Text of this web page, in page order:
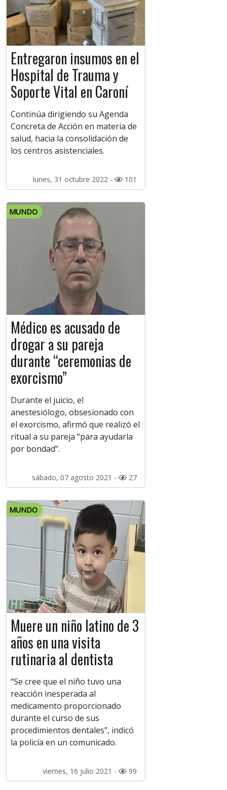
Entregaron insumos en el
Hospital de Trauma y
Soporte Vital en Caroní
Continúa dirigiendo su Agenda
Concreta de Acción en materia de
salud, hacia la consolidación de
los centros asistenciales.
lunes, 31 octubre 2022 - 101
MUNDO
Médico es acusado de
drogar a su pareja
durante “ceremonias de
exorcismo”
Durante el juicio, el
anestesiólogo, obsesionado con
el exorcismo, afirmó que realizó el
ritual a su pareja “para ayudarla
por bondad”.
sábado, 07 agosto 2021 - 27
MUNDO
Muere un niño latino de 3
años en una visita
rutinaria al dentista
“Se cree que el niño tuvo una
reacción inesperada al
medicamento proporcionado
durante el curso de sus
procedimientos dentales”, indicó
la policía en un comunicado.
viernes, 16 julio 2021 - 99